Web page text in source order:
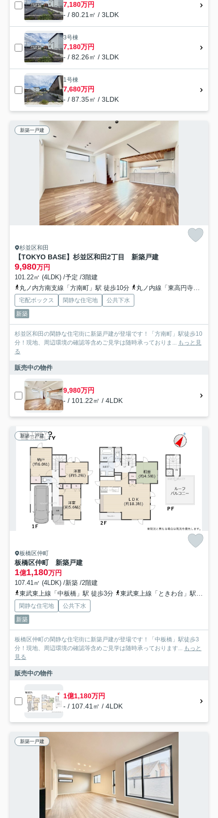
7,180万円
- / 80.21㎡ / 3LDK
3号棟
7,180万円
- / 82.26㎡ / 3LDK
1号棟
7,680万円
- / 87.35㎡ / 3LDK
新築一戸建
杉並区和田
【TOKYO BASE】杉並区和田2丁目 新築戸建
9,980万円
101.22㎡ (4LDK) /予定 /3階建
丸ノ内方南支線「方南町」駅 徒歩10分
丸ノ内線「東高円寺」駅 徒歩14分
宅配ボックス 閑静な住宅地
公共下水
新築
杉並区和田の閑静な住宅街に新築戸建が登場です！「方南町」駅徒歩10
分！現地、周辺環境の確認等含めご見学は随時承っておりま... もっと見
る
販売中の物件
9,980万円
- / 101.22㎡ / 4LDK
新築一戸建
板橋区仲町
板橋区仲町 新築戸建
1億1,180万円
107.41㎡ (4LDK) /新築 /2階建
東武東上線「中板橋」駅 徒歩3分
東武東上線「ときわ台」駅 徒歩13分
閑静な住宅地
公共下水
新築
板橋区仲町の閑静な住宅街に新築戸建が登場です！「中板橋」駅徒歩3
分！現地、周辺環境の確認等含めご見学は随時承っております... もっと
見る
販売中の物件
1億1,180万円
- / 107.41㎡ / 4LDK
新築一戸建